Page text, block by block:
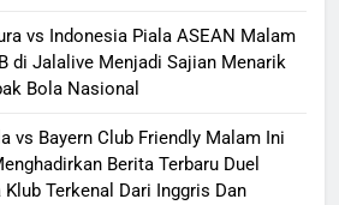
vs Indonesia Piala ASEAN Malam
di Jalalive Menjadi Sajian Menarik
Bola Nasional
vs Bayern Club Friendly Malam Ini
Berita Terbaru Duel
Klub Terkenal Dari Inggris Dan